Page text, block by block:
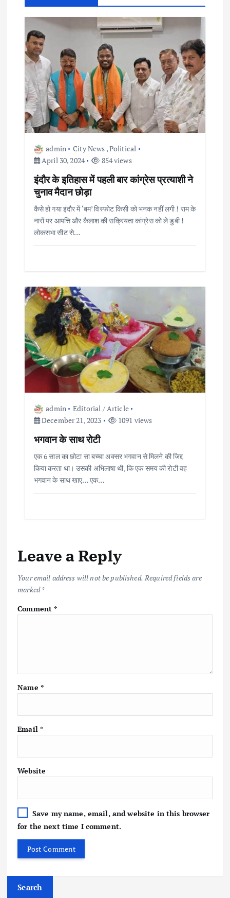
a
v
g
a
t
admin City News ,Political
April 30, 2024
854 views
इंदौर के इतिहास में पहली बार कांग्रेस प्रत्याशी ने
चुनाव मैदान छोड़ा
कैसे हो गया इंदौर में ‘बम’ विस्फोट किसी को भनक नहीं लगी ! राम के
नारों पर आपत्ति और कैलाश की सक्रियता कांग्रेस को ले डुबी !
लोकसभा सीट से…
admin
Editorial / Article
December 21, 2023
1091 views
भगवान के साथ रोटी
एक 6 साल का छोटा सा बच्चा अक्सर भगवान से मिलने की जिद्द
किया करता था। उसकी अभिलाषा थी, कि एक समय की रोटी वह
भगवान के साथ खाए… एक…
Leave a Reply
Your email address will not be published. Required fields are
marked*
Comment*
Name *
Email *
Website
Save my name, email, and website in this browser
for the next time I comment.
Search